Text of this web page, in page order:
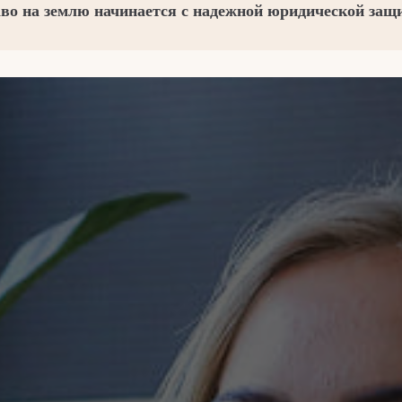
на землю начинается с надежной юридической